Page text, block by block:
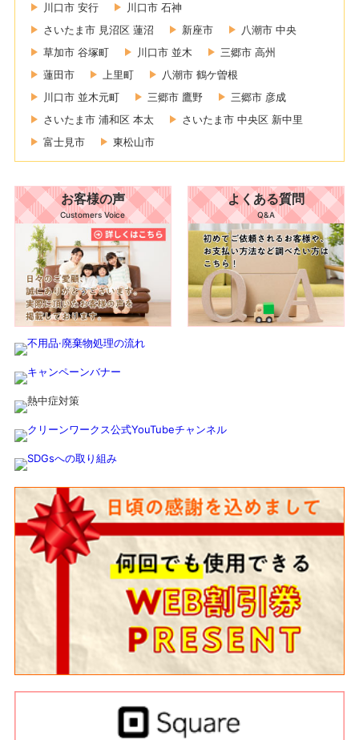
川口市 安行
川口市 石神
さいたま市 見沼区 蓮沼
新座市
八潮市 中央
草加市 谷塚町
川口市 並木
三郷市 高州
蓮田市
上里町
八潮市 鶴ケ曽根
川口市 並木元町
三郷市 鷹野
三郷市 彦成
さいたま市 浦和区 本太
さいたま市 中央区 新中里
富士見市
東松山市
お客様の声
Customers Voice
よくある質問
Q&A